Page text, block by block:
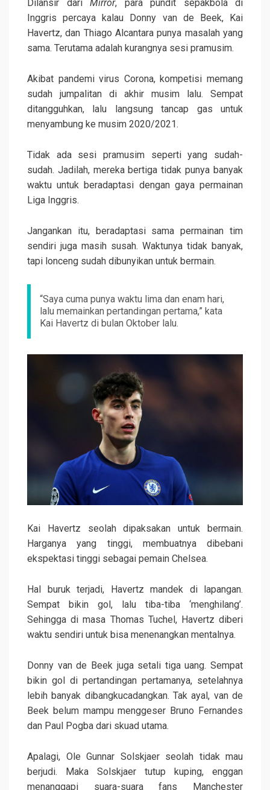
Dilansir dari Mirror, para pundit sepakbola di
Inggris percaya kalau Donny van de Beek, Kai
Havertz, dan Thiago Alcantara punya masalah yang
sama. Terutama adalah kurangnya sesi pramusim.
Akibat pandemi virus Corona, kompetisi memang
sudah jumpalitan di akhir musim lalu. Sempat
ditangguhkan, lalu langsung tancap gas untuk
menyambung ke musim 2020/2021.
Tidak ada sesi pramusim seperti yang sudah-
sudah. Jadilah, mereka bertiga tidak punya banyak
waktu untuk beradaptasi dengan gaya permainan
Liga Inggris.
Jangankan itu, beradaptasi sama permainan tim
sendiri juga masih susah. Waktunya tidak banyak,
tapi lonceng sudah dibunyikan untuk bermain.
“Saya cuma punya waktu lima dan enam hari,
lalu memainkan pertandingan pertama,” kata
Kai Havertz di bulan Oktober lalu.
Kai Havertz seolah dipaksakan untuk bermain.
Harganya yang tinggi, membuatnya dibebani
ekspektasi tinggi sebagai pemain Chelsea.
Hal buruk terjadi, Havertz mandek di lapangan.
Sempat bikin gol, lalu tiba-tiba ‘menghilang’.
Sehingga di masa Thomas Tuchel, Havertz diberi
waktu sendiri untuk bisa menenangkan mentalnya.
Donny van de Beek juga setali tiga uang. Sempat
bikin gol di pertandingan pertamanya, setelahnya
lebih banyak dibangkucadangkan. Tak ayal, van de
Beek belum mampu menggeser Bruno Fernandes
dan Paul Pogba dari skuad utama.
Apalagi, Ole Gunnar Solskjaer seolah tidak mau
berjudi. Maka Solskjaer tutup kuping, enggan
menanggapi suara-suara fans Manchester